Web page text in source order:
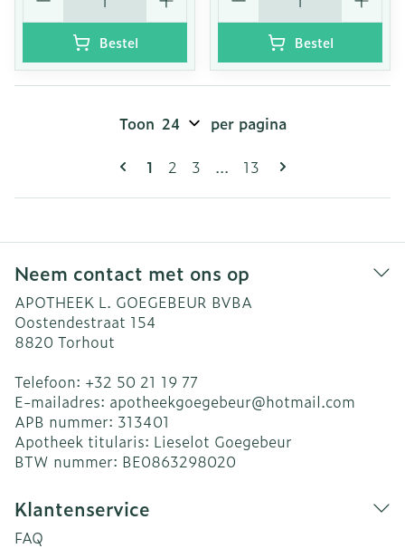
Bestel Bestel
Pagina's
U lees momenteel pagina
1 Pagina
2 Pagina
3 ... Pagina
13
Toon per pagina
Neem contact met ons op
APOTHEEK L. GOEGEBEUR BVBA
Oostendestraat 154
8820 Torhout
Telefoon: +32 50 21 19 77
E-mailadres: apotheekgoegebeur@hotmail.com
APB nummer: 313401
Apotheek titularis: Lieselot Goegebeur
BTW nummer: BE0863298020
Klantenservice
FAQ